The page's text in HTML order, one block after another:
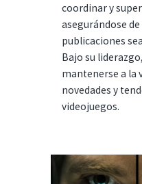
coordinar y
asegurándose
publicaciones
Bajo su
mantenerse a la
novedades y
videojuegos.